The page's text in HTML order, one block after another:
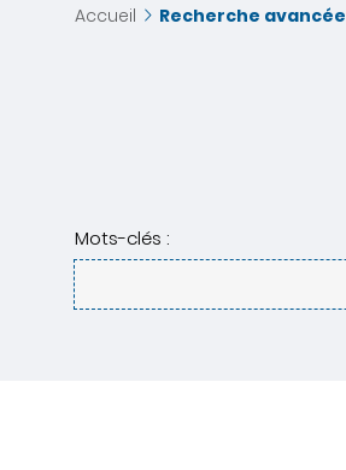
Accueil Recherche avancée
Mots-clés :